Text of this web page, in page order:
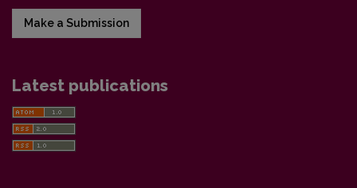
Make a Submission
Latest publications